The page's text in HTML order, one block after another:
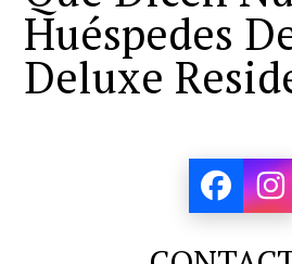
Huéspedes
Deluxe